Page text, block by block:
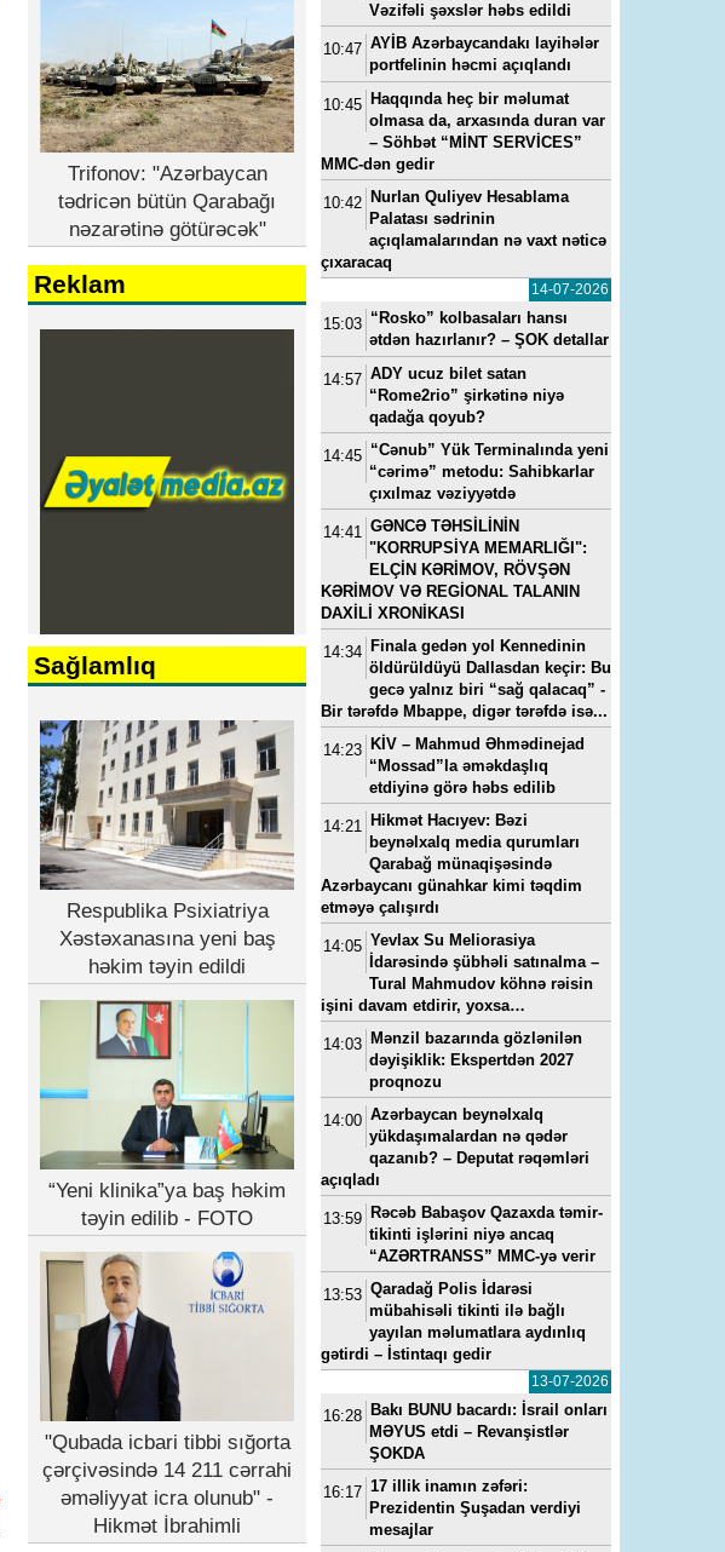
Trifonov: "Azərbaycan
tədricən bütün Qarabağı
nəzarətinə götürəcək"
Reklam
Sağlamlıq
Respublika Psixiatriya
Xəstəxanasına yeni baş
həkim təyin edildi
“Yeni klinika”ya baş həkim
təyin edilib - FOTO
"Qubada icbari tibbi sığorta
çərçivəsində 14 211 cərrahi
əməliyyat icra olunub" -
Hikmət İbrahimli
Vəzifəli şəxslər həbs edildi
10:47 AYİB Azərbaycandakı layihələr
portfelinin həcmi açıqlandı
10:45 Haqqında heç bir məlumat
olmasa da, arxasında duran var
– Söhbət “MİNT SERVİCES”
MMC-dən gedir
10:42 Nurlan Quliyev Hesablama
Palatası sədrinin
açıqlamalarından nə vaxt nəticə
çıxaracaq
14-07-2026
15:03 “Rosko” kolbasaları hansı
ətdən hazırlanır? – ŞOK detallar
14:57 ADY ucuz bilet satan
“Rome2rio” şirkətinə niyə
qadağa qoyub?
14:45 “Cənub” Yük Terminalında yeni
“cərimə” metodu: Sahibkarlar
çıxılmaz vəziyyətdə
14:41 GƏNCƏ TƏHSİLİNİN
"KORRUPSİYA MEMARLIĞI":
ELÇİN KƏRİMOV, RÖVŞƏN
KƏRİMOV VƏ REGİONAL TALANIN
DAXİLİ XRONİKASI
14:34 Finala gedən yol Kennedinin
öldürüldüyü Dallasdan keçir: Bu
gecə yalnız biri “sağ qalacaq” -
Bir tərəfdə Mbappe, digər tərəfdə isə...
14:23 KİV – Mahmud Əhmədinejad
“Mossad”la əməkdaşlıq
etdiyinə görə həbs edilib
14:21 Hikmət Hacıyev: Bəzi
beynəlxalq media qurumları
Qarabağ münaqişəsində
Azərbaycanı günahkar kimi təqdim
etməyə çalışırdı
14:05 Yevlax Su Meliorasiya
İdarəsində şübhəli satınalma –
Tural Mahmudov köhnə rəisin
işini davam etdirir, yoxsa…
14:03 Mənzil bazarında gözlənilən
dəyişiklik: Ekspertdən 2027
proqnozu
14:00 Azərbaycan beynəlxalq
yükdaşımalardan nə qədər
qazanıb? – Deputat rəqəmləri
açıqladı
13:59 Rəcəb Babaşov Qazaxda təmir-
tikinti işlərini niyə ancaq
“AZƏRTRANSS” MMC-yə verir
13:53 Qaradağ Polis İdarəsi
mübahisəli tikinti ilə bağlı
yayılan məlumatlara aydınlıq
gətirdi – İstintaqı gedir
13-07-2026
16:28 Bakı BUNU bacardı: İsrail onları
MƏYUS etdi – Revanşistlər
ŞOKDA
16:17 17 illik inamın zəfəri:
Prezidentin Şuşadan verdiyi
mesajlar